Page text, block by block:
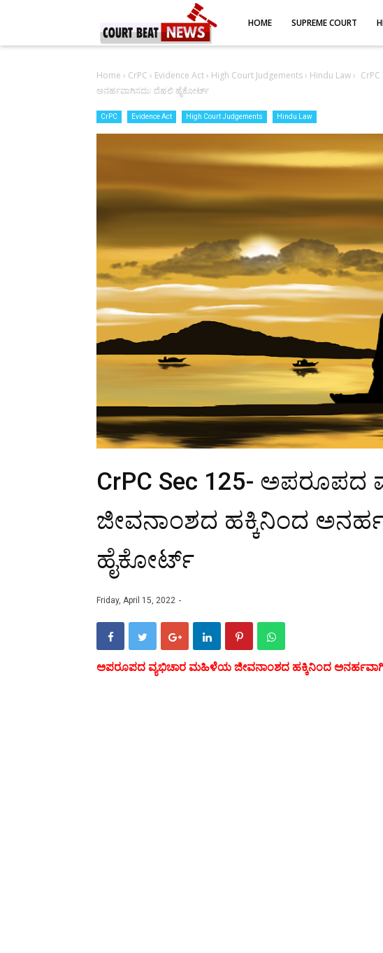
HOME SUPREME COURT
Home › CrPC › Evidence Act› High Court Judgements› Hindu Law›
ಅನರ್ಹವಾಗಿಸದು: ದೆಹಲಿ ಹೈಕೋರ್ಟ್‌
CrPC Evidence Act High Court Judgements Hindu Law
CrPC Sec 125-
ಜೀವನಾಂಶದ ಹಕ್ಕಿನಿಂದ
ಹೈಕೋರ್ಟ್‌
Friday, April 15, 2022
ಅಪರೂಪದ ವ್ಯಭಿಚಾರ ಮಹಿಳೆಯ ಜೀವನಾಂಶದ ಹಕ್ಕಿನಿಂದ